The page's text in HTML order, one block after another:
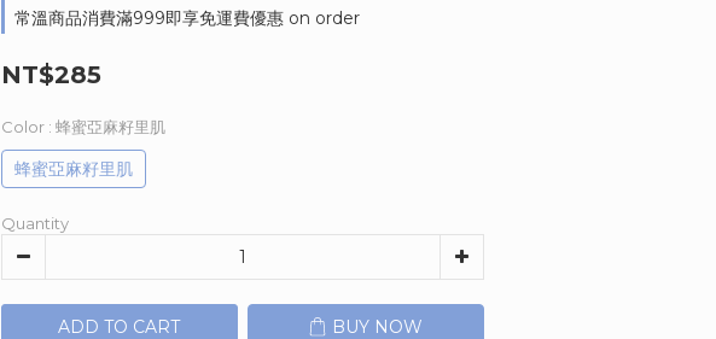
常溫商品消費滿999即享免運費優惠 on order
NT$285
Color : 蜂蜜亞麻籽里肌
蜂蜜亞麻籽里肌
Quantity
ADD TO CART BUY NOW